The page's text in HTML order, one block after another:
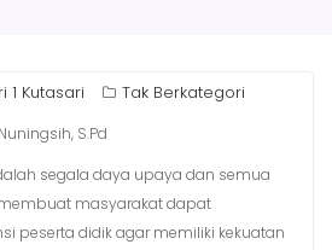
1 Kutasari Tak Berkategori
S.Pd
segala daya upaya dan semua
masyarakat dapat
peserta didik agar memiliki kekuatan